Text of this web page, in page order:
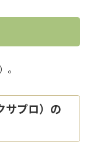
。
サプロ）の